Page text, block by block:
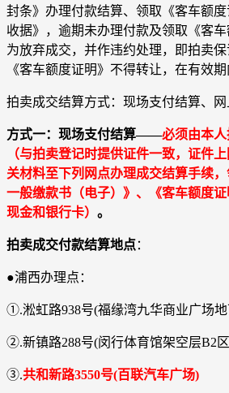
封条》办理付款结算、领取《客车额
收据》，逾期未办理付款及领取《客
为放弃成交，并作违约处理，即拍卖
《客车额度证明》不得转让，在有效期
拍卖成交结算方式：现场支付结算、
方式一：现场支付结算――必须由本
（与拍卖登记时提供证件一致，证件
关材料至下列网点办理成交结算手续
一般缴款书（电子）》、《客车额度
现金和银行卡） 。
拍卖成交付款结算地点：
●浦西办理点：
①.淞虹路938号(福缘湾九华商业广场
②.新镇路288号(闵行体育馆架空层B2
③.共和新路3550号(百联汽车广场)